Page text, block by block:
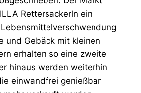
Rettersackerln ein
und Gebäck mit kleinen
erhalten so eine zweite
hinaus werden weiterhin
einwandfrei genießbar